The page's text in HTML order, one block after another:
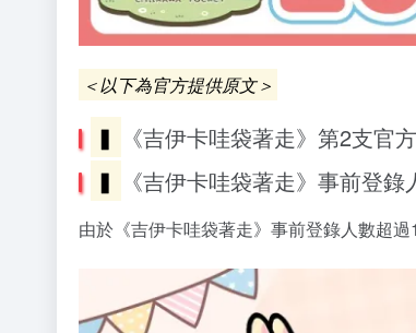
＜以下為官方提供原文＞
▍
《吉伊卡哇袋著走》第2支官
▍
《吉伊卡哇袋著走》事前登錄
由於《吉伊卡哇袋著走》事前登錄人數超